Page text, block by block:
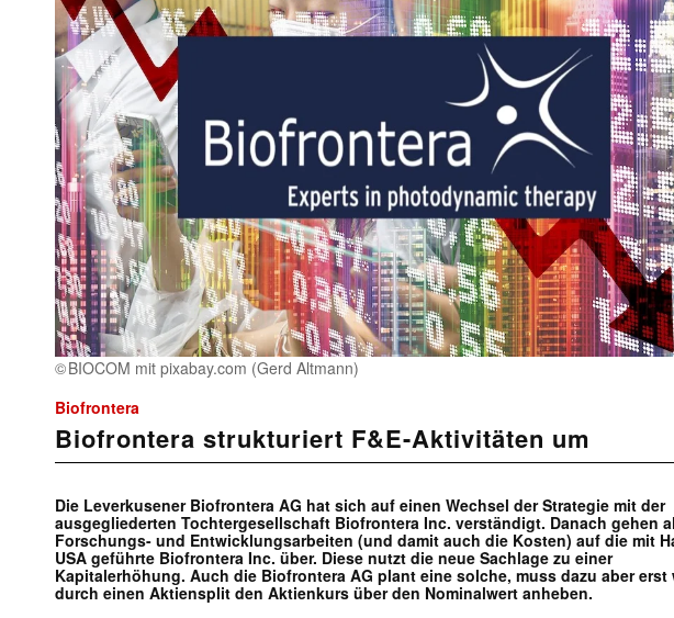
BIOCOM mit pixabay.com (Gerd Altmann)
Biofrontera
Biofrontera strukturiert F&E-Aktivitäten um
Die Leverkusener Biofrontera AG hat sich auf einen Wechsel der Strategie mit der
ausgegliederten Tochtergesellschaft Biofrontera Inc. verständigt. Danach gehen
Forschungs- und Entwicklungsarbeiten (und damit auch die Kosten) auf die mit
USA geführte Biofrontera Inc. über. Diese nutzt die neue Sachlage zu einer
Kapitalerhöhung. Auch die Biofrontera AG plant eine solche, muss dazu aber erst
durch einen Aktiensplit den Aktienkurs über den Nominalwert anheben.